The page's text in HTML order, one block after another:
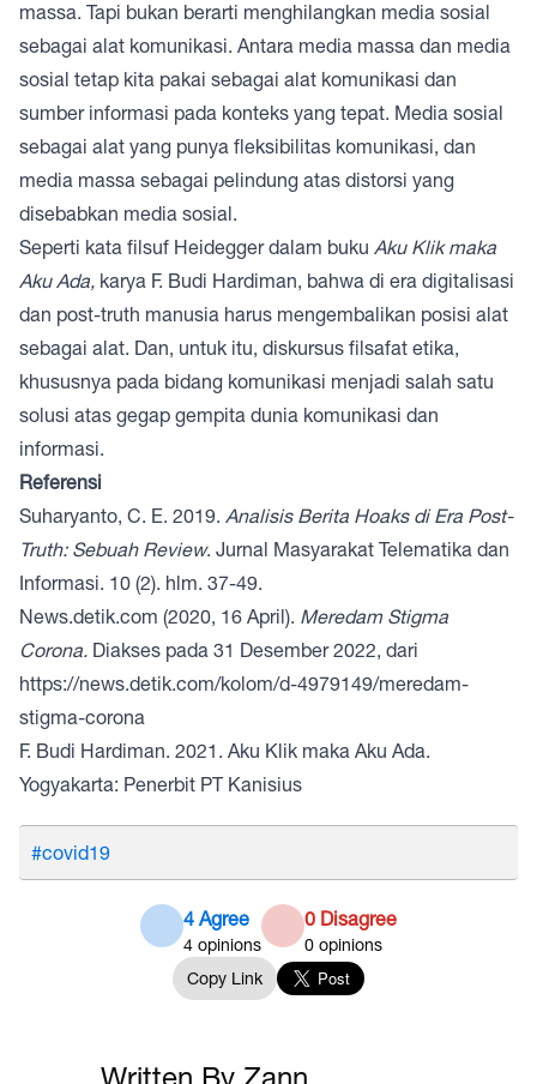
massa. Tapi bukan berarti menghilangkan media sosial
sebagai alat komunikasi. Antara media massa dan media
sosial tetap kita pakai sebagai alat komunikasi dan
sumber informasi pada konteks yang tepat. Media sosial
sebagai alat yang punya fleksibilitas komunikasi, dan
media massa sebagai pelindung atas distorsi yang
disebabkan media sosial.
Seperti kata filsuf Heidegger dalam buku Aku Klik maka
Aku Ada, karya F. Budi Hardiman, bahwa di era digitalisasi
dan post-truth manusia harus mengembalikan posisi alat
sebagai alat. Dan, untuk itu, diskursus filsafat etika,
khususnya pada bidang komunikasi menjadi salah satu
solusi atas gegap gempita dunia komunikasi dan
informasi.
Referensi
Suharyanto, C. E. 2019. Analisis Berita Hoaks di Era Post-
Truth: Sebuah Review. Jurnal Masyarakat Telematika dan
Informasi. 10 (2). hlm. 37-49.
News.detik.com (2020, 16 April). Meredam Stigma
Corona. Diakses pada 31 Desember 2022, dari
https://news.detik.com/kolom/d-4979149/meredam-
stigma-corona
F. Budi Hardiman. 2021. Aku Klik maka Aku Ada.
Yogyakarta: Penerbit PT Kanisius
#covid19
4 Agree
4 opinions
0 Disagree
0 opinions
Copy Link
Written By Zann